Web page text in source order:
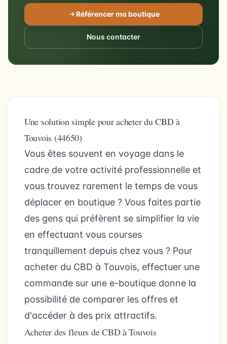
Référencer ma boutique
Nous contacter
Une solution simple pour acheter du CBD à
Touvois (44650)
Vous êtes souvent en voyage dans le
cadre de votre activité professionnelle et
vous trouvez rarement le temps de vous
déplacer en boutique ? Vous faites partie
des gens qui préfèrent se simplifier la vie
en effectuant vous courses
tranquillement depuis chez vous ? Pour
acheter du CBD à Touvois, effectuer une
commande sur une e-boutique donne la
possibilité de comparer les offres et
d'accéder à des prix attractifs.
Acheter des fleurs de CBD à Touvois